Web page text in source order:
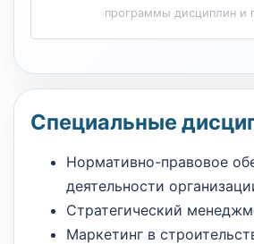
программы дисциплин и
Специальные
Нормативно-правовое
деятельности
Стратегический
Маркетинг в